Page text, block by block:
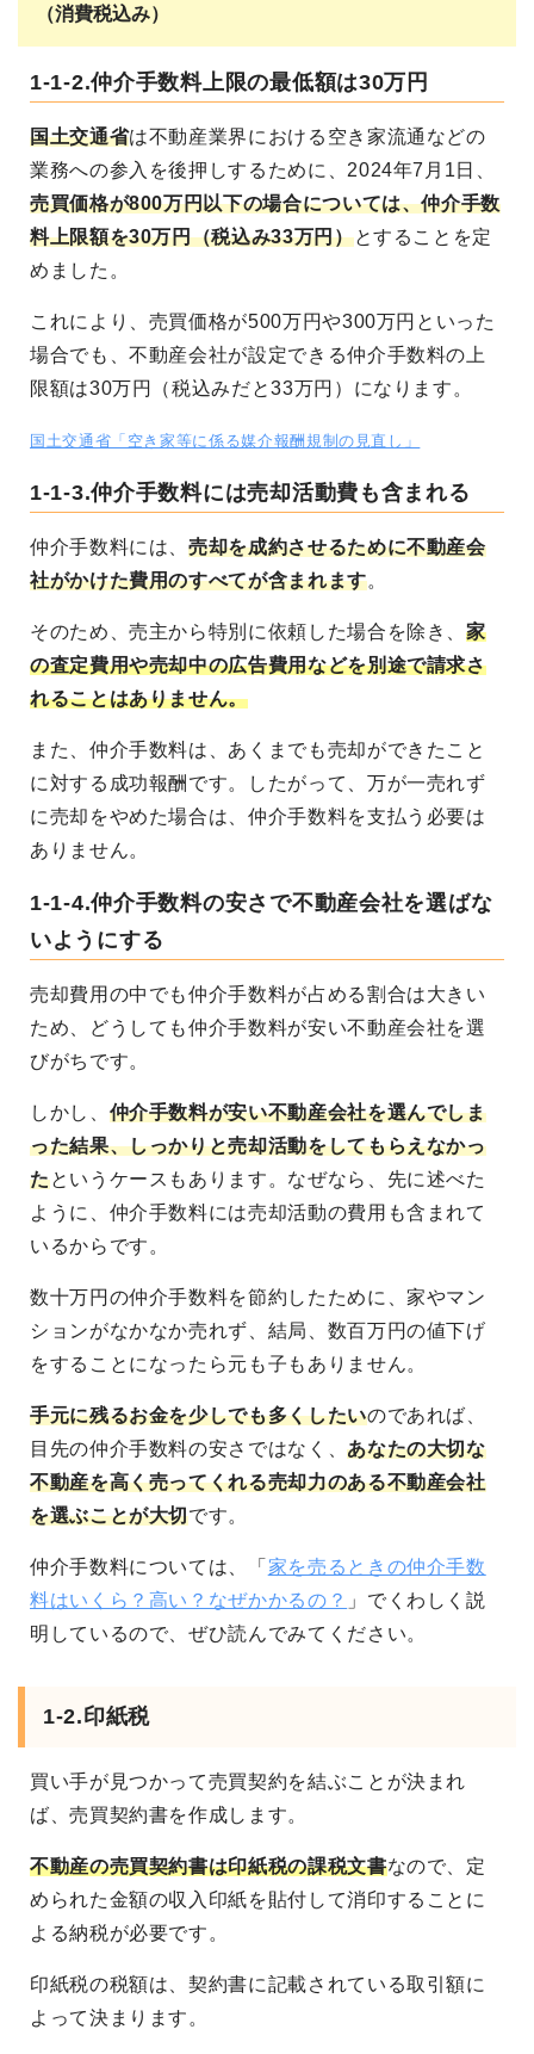
（消費税込み）
1-1-2.仲介手数料上限の最低額は30万円
国土交通省は不動産業界における空き家流通などの
業務への参入を後押しするために、2024年7月1日、
売買価格が800万円以下の場合については、仲介手数
料上限額を30万円（税込み33万円）とすることを定
めました。
これにより、売買価格が500万円や300万円といった
場合でも、不動産会社が設定できる仲介手数料の上
限額は30万円（税込みだと33万円）になります。
国土交通省「空き家等に係る媒介報酬規制の見直し」
1-1-3.仲介手数料には売却活動費も含まれる
仲介手数料には、売却を成約させるために不動産会
社がかけた費用のすべてが含まれます。
そのため、売主から特別に依頼した場合を除き、家
の査定費用や売却中の広告費用などを別途で請求さ
れることはありません。
また、仲介手数料は、あくまでも売却ができたこと
に対する成功報酬です。したがって、万が一売れず
に売却をやめた場合は、仲介手数料を支払う必要は
ありません。
1-1-4.仲介手数料の安さで不動産会社を選ばな
いようにする
売却費用の中でも仲介手数料が占める割合は大きい
ため、どうしても仲介手数料が安い不動産会社を選
びがちです。
しかし、 仲介手数料が安い不動産会社を選んでしま
った結果、しっかりと売却活動をしてもらえなかっ
たというケースもあります。なぜなら、先に述べた
ように、仲介手数料には売却活動の費用も含まれて
いるからです。
数十万円の仲介手数料を節約したために、家やマン
ションがなかなか売れず、結局、数百万円の値下げ
をすることになったら元も子もありません。
手元に残るお金を少しでも多くしたいのであれば、
目先の仲介手数料の安さではなく、あなたの大切な
不動産を高く売ってくれる売却力のある不動産会社
を選ぶことが大切です。
仲介手数料については、「 家を売るときの仲介手数
料はいくら？高い？なぜかかるの？ 」でくわしく説
明しているので、ぜひ読んでみてください。
1-2.印紙税
買い手が見つかって売買契約を結ぶことが決まれ
ば、売買契約書を作成します。
不動産の売買契約書は印紙税の課税文書なので、定
められた金額の収入印紙を貼付して消印することに
よる納税が必要です。
印紙税の税額は、契約書に記載されている取引額に
よって決まります。